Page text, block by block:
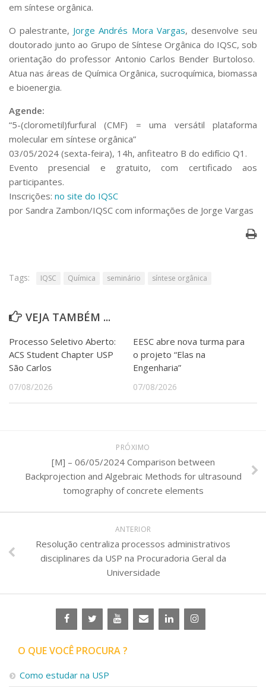
em síntese orgânica.
O palestrante, Jorge Andrés Mora Vargas, desenvolve seu
doutorado junto ao Grupo de Síntese Orgânica do IQSC, sob
orientação do professor Antonio Carlos Bender Burtoloso.
Atua nas áreas de Química Orgânica, sucroquímica, biomassa
e bioenergia.
Agende:
“5-(clorometil)furfural (CMF) = uma versátil plataforma
molecular em síntese orgânica”
03/05/2024 (sexta-feira), 14h, anfiteatro B do edifício Q1.
Evento presencial e gratuito, com certificado aos
participantes.
Inscrições: no site do IQSC
por Sandra Zambon/IQSC com informações de Jorge Vargas
Tags: IQSC Química seminário síntese orgânica
VEJA TAMBÉM ...
Processo Seletivo Aberto:
ACS Student Chapter USP
São Carlos
07/08/2026
EESC abre nova turma para
o projeto “Elas na
Engenharia”
07/08/2026
PRÓXIMO
[M] – 06/05/2024 Comparison between
Backprojection and Algebraic Methods for ultrasound
tomography of concrete elements
ANTERIOR
Resolução centraliza processos administrativos
disciplinares da USP na Procuradoria Geral da
Universidade
O QUE VOCÊ PROCURA ?
Como estudar na USP